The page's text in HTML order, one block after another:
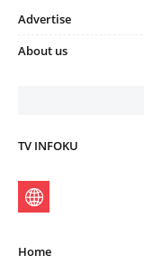
Advertise
About us
TV INFOKU
Home